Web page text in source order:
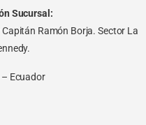
Sucursal:
Ramón Borja. Sector La
Ecuador